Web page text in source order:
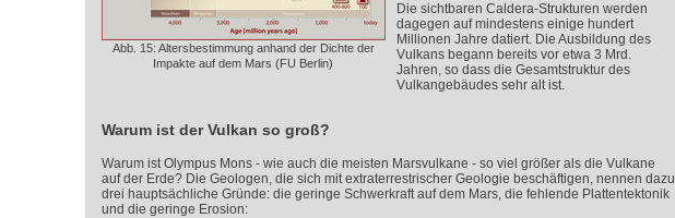
Abb. 15: Altersbestimmung anhand der Dichte der
Impakte auf dem Mars (FU Berlin)
Die sichtbaren Caldera-Strukturen werden
dagegen auf mindestens einige hundert
Millionen Jahre datiert. Die Ausbildung des
Vulkans begann bereits vor etwa 3 Mrd.
Jahren, so dass die Gesamtstruktur des
Vulkangebäudes sehr alt ist.
Warum ist der Vulkan so groß?
Warum ist Olympus Mons - wie auch die meisten Marsvulkane - so viel größer als die Vulkane
auf der Erde? Die Geologen, die sich mit extraterrestrischer Geologie beschäftigen, nennen dazu
drei hauptsächliche Gründe: die geringe Schwerkraft auf dem Mars, die fehlende Plattentektonik
und die geringe Erosion: